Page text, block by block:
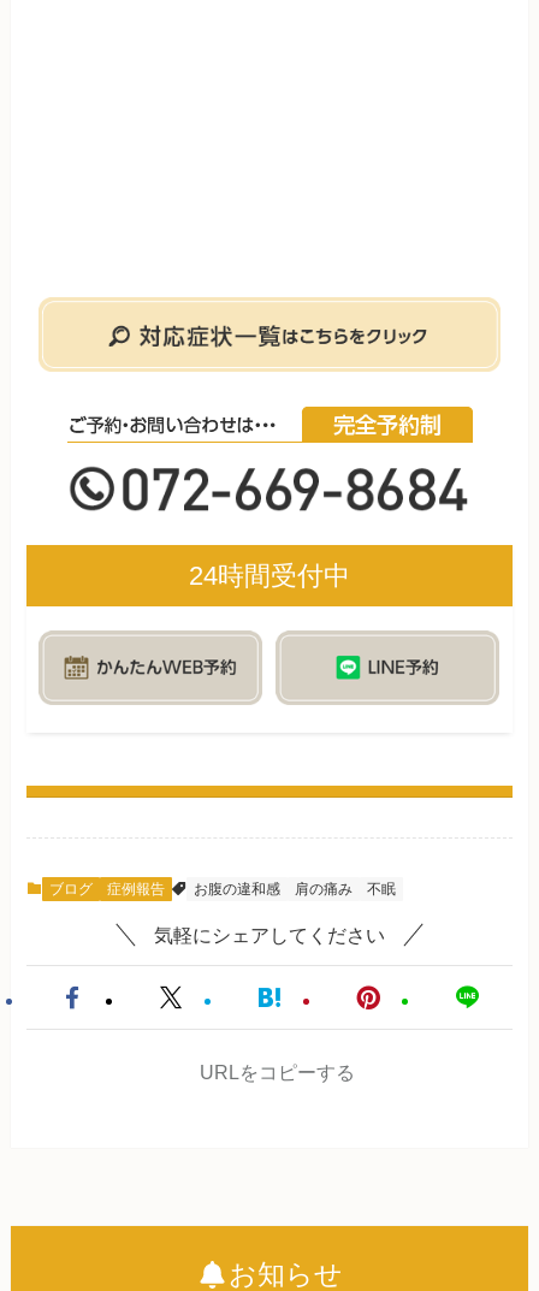
24時間受付中
ブログ 症例報告 お腹の違和感 肩の痛み 不眠
気軽にシェアしてください
URLをコピーする
お知らせ